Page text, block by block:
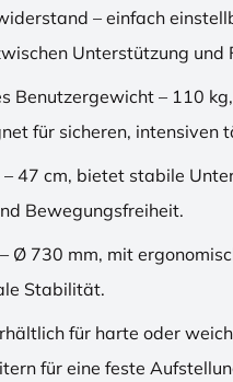
– einfach
Unterstützung und
Benutzergewicht – 110
für sicheren, intensiven
47 cm, bietet stabile
Bewegungsfreiheit.
Ø 730 mm, mit
Stabilität.
für harte oder
für eine feste